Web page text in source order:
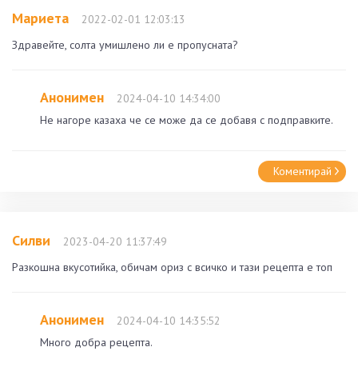
Мариета
2022-02-01 12:03:13
Здравейте, солта умишлено ли е пропусната?
Анонимен
2024-04-10 14:34:00
Не нагоре казаха че се може да се добавя с подправките.
Коментирай
Силви
2023-04-20 11:37:49
Разкошна вкусотийка, обичам ориз с всичко и тази рецепта е топ
Анонимен
2024-04-10 14:35:52
Много добра рецепта.